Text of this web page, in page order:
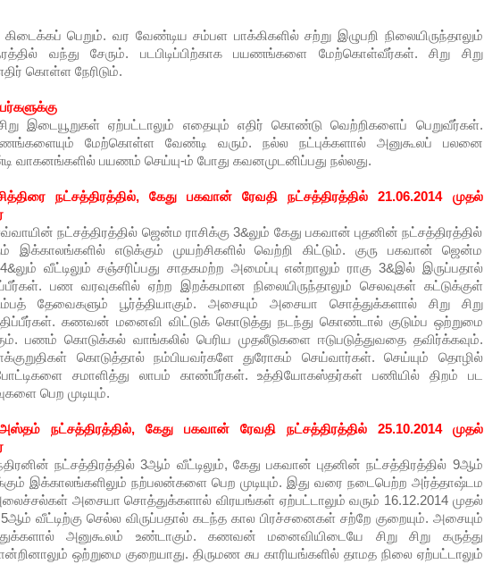
பெறும். வர வேண்டிய சம்பள பாக்கிகளில் சற்று இழுபறி நிலையிருந்தாலும்
வந்து சேரும். படபிடிப்பிற்காக பயணங்களை மேற்கொள்வீர்கள். சிறு சிறு
கொள்ள நேரிடும்.
சிறு இடையூறுகள் ஏற்பட்டாலும் எதையும் எதிர் கொண்டு வெற்றிகளைப் பெறுவீர்கள்.
மேற்கொள்ள வேண்டி வரும். நல்ல நட்புக்களால் அனுகூலப் பலனை
வாகனங்களில் பயணம் செய்யு-ம் போது கவனமுடனிப்பது நல்லது.
நட்சத்திரத்தில், கேது பகவான் ரேவதி நட்சத்திரத்தில் 21.06.2014 முதல்
நட்சத்திரத்தில் ஜென்ம ராசிக்கு 3&லும் கேது பகவான் புதனின் நட்சத்திரத்தில்
இக்காலங்களில் எடுக்கும் முயற்சிகளில் வெற்றி கிட்டும். குரு பகவான் ஜென்ம
4&லும் வீட்டிலும் சஞ்சரிப்பது சாதகமற்ற அமைப்பு என்றாலும் ராகு 3&இல் இருப்பதால்
பண வரவுகளில் ஏற்ற இறக்கமான நிலையிருந்தாலும் செலவுகள் கட்டுக்குள்
தேவைகளும் பூர்த்தியாகும். அசையும் அசையா சொத்துக்களால் சிறு சிறு
கணவன் மனைவி விட்டுக் கொடுத்து நடந்து கொண்டால் குடும்ப ஒற்றுமை
பணம் கொடுக்கல் வாங்கலில் பெரிய முதலீடுகளை ஈடுபடுத்துவதை தவிர்க்கவும்.
கொடுத்தால் நம்பியவர்களே துரோகம் செய்வார்கள். செய்யும் தொழில்
போட்டிகளை சமாளித்து லாபம் காண்பீர்கள். உத்தியோகஸ்தர்கள் பணியில் திறம் பட
பெற முடியும்.
நட்சத்திரத்தில், கேது பகவான் ரேவதி நட்சத்திரத்தில் 25.10.2014 முதல்
நட்சத்திரத்தில் 3ஆம் வீட்டிலும், கேது பகவான் புதனின் நட்சத்திரத்தில் 9ஆம்
இக்காலங்களிலும் நற்பலன்களை பெற முடியும். இது வரை நடைபெற்ற அர்த்தாஷ்டம
அசையா சொத்துக்களால் விரயங்கள் ஏற்பட்டாலும் வரும் 16.12.2014 முதல்
5ஆம் வீட்டிற்கு செல்ல விருப்பதால் கடந்த கால பிரச்சனைகள் சற்றே குறையும். அசையும்
அனுகூலம் உண்டாகும். கணவன் மனைவியிடையே சிறு சிறு கருத்து
ஒற்றுமை குறையாது. திருமண சுப காரியங்களில் தாமத நிலை ஏற்பட்டாலும்